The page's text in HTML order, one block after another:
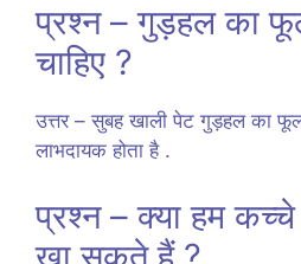
प्रश्न – गुड़हल का
चाहिए ?
उत्तर – सुबह खाली पेट गुड़हल का
लाभदायक होता है .
प्रश्न – क्या हम